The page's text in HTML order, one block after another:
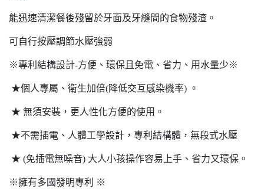
能迅速清潔餐後殘留於牙面及牙縫間的食物殘渣。
可自行按壓調節水壓強弱
※專利結構設計-方便、環保且免電、省力、用水量少※
★個人專屬、衛生加倍(降低交互感染機率) 。
★ 無須安裝，更人性化方便的使用。
★不需插電、人體工學設計，專利結構體，無段式水壓
★ (免插電無噪音) 大人小孩操作容易上手、省力又環保。
※擁有多國發明專利 ※